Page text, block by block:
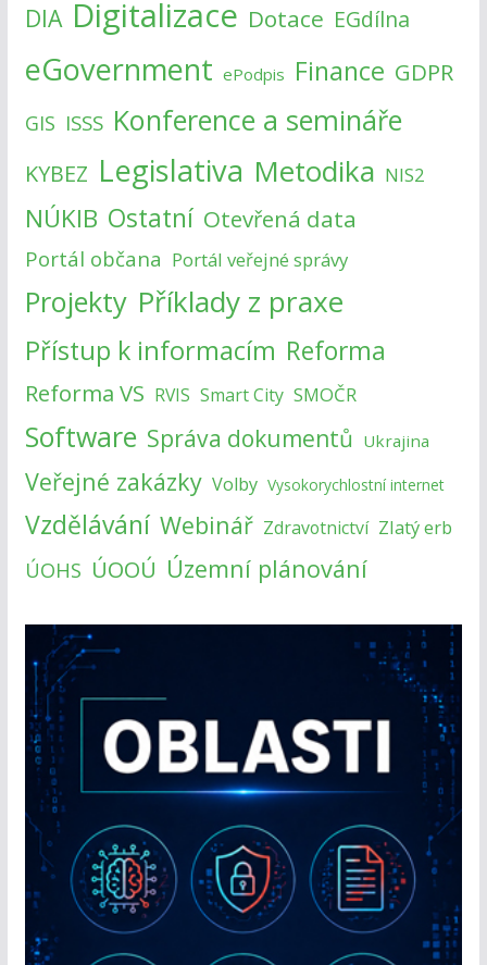
DIA Digitalizace Dotace EGdílna
eGovernment ePodpis Finance GDPR
GIS ISSS Konference a semináře
KYBEZ Legislativa Metodika NIS2
NÚKIB Ostatní Otevřená data
Portál občana Portál veřejné správy
Projekty Příklady z praxe
Přístup k informacím Reforma
Reforma VS RVIS Smart City SMOČR
Software Správa dokumentů Ukrajina
Veřejné zakázky Volby Vysokorychlostní internet
Vzdělávání Webinář Zdravotnictví Zlatý erb
ÚOHS ÚOOÚ Územní plánování